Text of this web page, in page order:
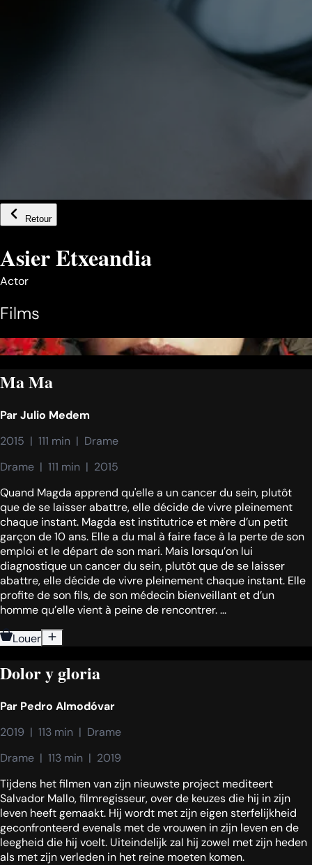
Retour
Asier Etxeandia
Actor
Films
Ma Ma
ParJulio Medem
2015  |  111 min  |  Drame
Drame  |  111 min  |  2015
Quand Magda apprend qu'elle a un cancer du sein, plutôt
que de se laisser abattre, elle décide de vivre pleinement
chaque instant. Magda est institutrice et mère d’un petit
garçon de 10 ans. Elle a du mal à faire face à la perte de son
emploi et le départ de son mari. Mais lorsqu’on lui
diagnostique un cancer du sein, plutôt que de se laisser
abattre, elle décide de vivre pleinement chaque instant. Elle
profite de son fils, de son médecin bienveillant et d’un
homme qu’elle vient à peine de rencontrer. ...
Louer
Dolor y gloria
Par Pedro Almodóvar
2019  |  113 min  |  Drame
Drame  |  113 min  |  2019
Tijdens het filmen van zijn nieuwste project mediteert
Salvador Mallo, filmregisseur, over de keuzes die hij in zijn
leven heeft gemaakt. Hij wordt met zijn eigen sterfelijkheid
geconfronteerd evenals met de vrouwen in zijn leven en de
leegheid die hij voelt. Uiteindelijk zal hij zowel met zijn heden
als met zijn verleden in het reine moeten komen.